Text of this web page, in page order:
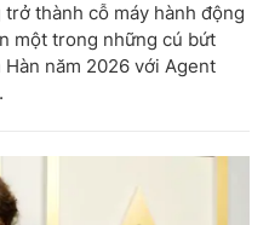
thành cỗ máy hành động
một trong những cú bứt
năm 2026 với Agent